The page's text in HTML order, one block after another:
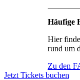
Häufige
Hier
rund um
Zu den
Jetzt Tickets buchen